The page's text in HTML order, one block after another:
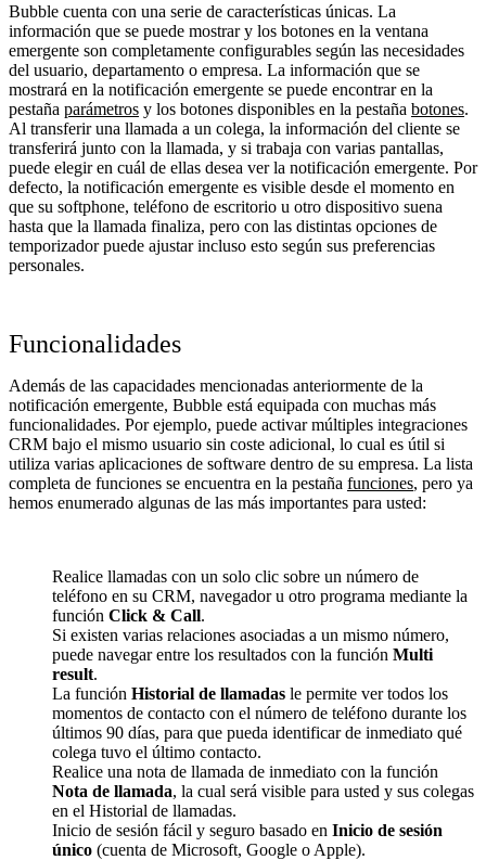
Bubble cuenta con una serie de características únicas. La
información que se puede mostrar y los botones en la ventana
emergente son completamente configurables según las necesidades
del usuario, departamento o empresa. La información que se
mostrará en la notificación emergente se puede encontrar en la
pestaña parámetros y los botones disponibles en la pestaña botones.
Al transferir una llamada a un colega, la información del cliente se
transferirá junto con la llamada, y si trabaja con varias pantallas,
puede elegir en cuál de ellas desea ver la notificación emergente. Por
defecto, la notificación emergente es visible desde el momento en
que su softphone, teléfono de escritorio u otro dispositivo suena
hasta que la llamada finaliza, pero con las distintas opciones de
temporizador puede ajustar incluso esto según sus preferencias
personales.
Funcionalidades
Además de las capacidades mencionadas anteriormente de la
notificación emergente, Bubble está equipada con muchas más
funcionalidades. Por ejemplo, puede activar múltiples integraciones
CRM bajo el mismo usuario sin coste adicional, lo cual es útil si
utiliza varias aplicaciones de software dentro de su empresa. La lista
completa de funciones se encuentra en la pestaña funciones, pero ya
hemos enumerado algunas de las más importantes para usted:
Realice llamadas con un solo clic sobre un número de
teléfono en su CRM, navegador u otro programa mediante la
función Click & Call.
Si existen varias relaciones asociadas a un mismo número,
puede navegar entre los resultados con la función Multi
result.
La función Historial de llamadas le permite ver todos los
momentos de contacto con el número de teléfono durante los
últimos 90 días, para que pueda identificar de inmediato qué
colega tuvo el último contacto.
Realice una nota de llamada de inmediato con la función
Nota de llamada, la cual será visible para usted y sus colegas
en el Historial de llamadas.
Inicio de sesión fácil y seguro basado en Inicio de sesión
único (cuenta de Microsoft, Google o Apple).